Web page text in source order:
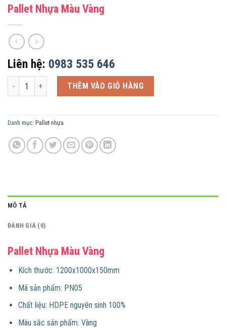
Pallet Nhựa Màu Vàng
Liên hệ: 0983 535 646
Pallet Nhựa Màu Vàng số lượngTHÊM VÀO GIỎ HÀNG
Danh mục: Pallet nhựa
MÔ TẢ
ĐÁNH GIÁ (0)
Pallet Nhựa Màu Vàng
​​Kích thước: 1200x1000x150mm
Mã sản phẩm: PN05
Chất liệu: HDPE nguyên sinh 100%
Màu sắc sản phẩm: Vàng